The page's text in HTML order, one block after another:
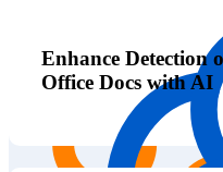
Enhance Detection
Office Docs with AI